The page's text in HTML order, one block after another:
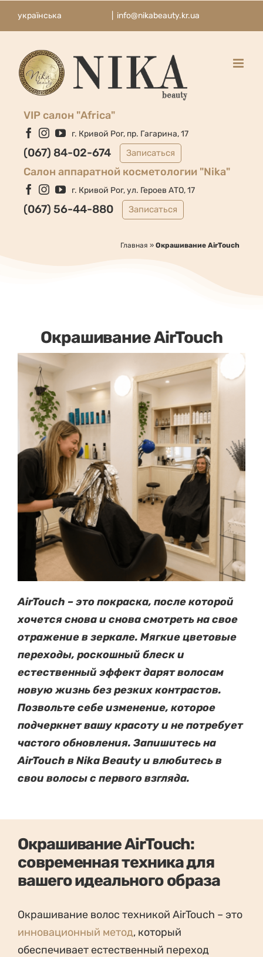
українська info@nikabeauty.kr.ua
VIP салон "Africa"
Facebook
Instagram
YouTube
г. Кривой Рог, пр. Гагарина, 17
(067) 84-02-674 Записаться
Cалон аппаратной косметологии "Nika"
Facebook
Instagram
YouTube
г. Кривой Рог, ул. Героев АТО, 17
(067) 56-44-880 Записаться
Главная » Окрашивание AirTouch
Окрашивание AirTouch
AirTouch – это покраска, после которой
хочется снова и снова смотреть на свое
отражение в зеркале. Мягкие цветовые
переходы, роскошный блеск и
естественный эффект дарят волосам
новую жизнь без резких контрастов.
Позвольте себе изменение, которое
подчеркнет вашу красоту и не потребует
частого обновления. Запишитесь на
AirTouch в Nika Beauty и влюбитесь в
свои волосы с первого взгляда.
Окрашивание AirTouch:
современная техника для
вашего идеального образа
Окрашивание волос техникой AirTouch – это
инновационный метод, который
обеспечивает естественный переход